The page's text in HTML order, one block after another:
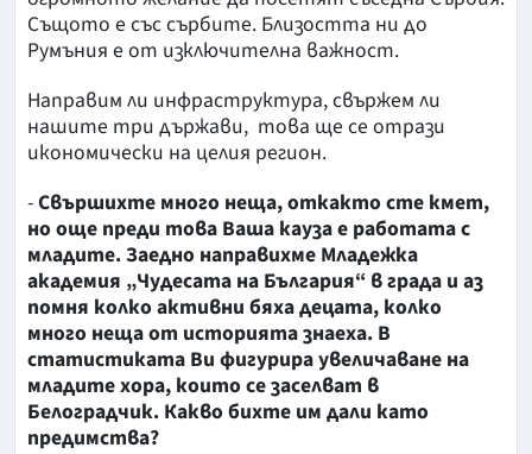
Същото е със сърбите. Близостта ни до
Румъния е от изключителна важност.
Направим ли инфраструктура, свържем ли
нашите три държави, това ще се отрази
икономически на целия регион.
-Свършихте много неща, откакто сте кмет,
но още преди това Ваша кауза е работата с
младите. Заедно направихме Младежка
академия „Чудесата на България“ в града и аз
помня колко активни бяха децата, колко
много неща от историята знаеха. В
статистиката Ви фигурира увеличаване на
младите хора, които се заселват в
Белоградчик. Какво бихте им дали като
предимства?